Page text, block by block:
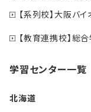
【系列校】大阪バ
【教育連携校】総
学習センター一覧
北海道